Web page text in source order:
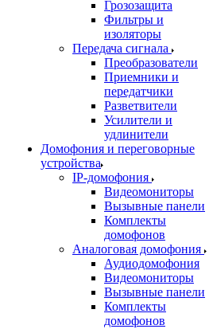
Грозозащита
Фильтры и
изоляторы
Передача сигнала
Преобразователи
Приемники и
передатчики
Разветвители
Усилители и
удлинители
Домофония и переговорные
устройства
IP-домофония
Видеомониторы
Вызывные панели
Комплекты
домофонов
Аналоговая домофония
Аудиодомофония
Видеомониторы
Вызывные панели
Комплекты
домофонов